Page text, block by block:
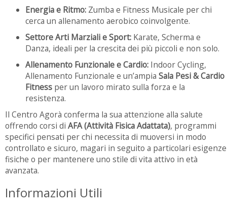
Energia e Ritmo: Zumba e Fitness Musicale per chi
cerca un allenamento aerobico coinvolgente.
Settore Arti Marziali e Sport: Karate, Scherma e
Danza, ideali per la crescita dei più piccoli e non solo.
Allenamento Funzionale e Cardio: Indoor Cycling,
Allenamento Funzionale e un’ampia Sala Pesi & Cardio
Fitness per un lavoro mirato sulla forza e la
resistenza.
Il Centro Agorà conferma la sua attenzione alla salute
offrendo corsi di AFA (Attività Fisica Adattata), programmi
specifici pensati per chi necessita di muoversi in modo
controllato e sicuro, magari in seguito a particolari esigenze
fisiche o per mantenere uno stile di vita attivo in età
avanzata.
Informazioni Utili